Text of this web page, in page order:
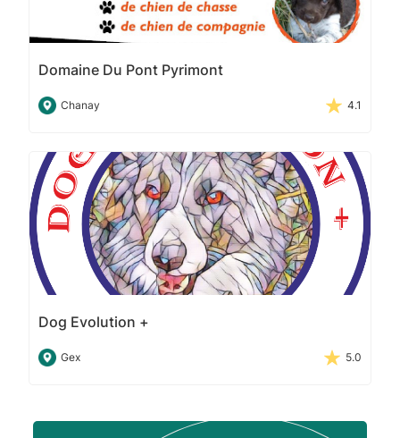
Domaine Du Pont Pyrimont
Chanay 4.1
Dog Evolution +
Gex 5.0